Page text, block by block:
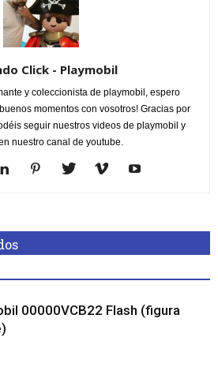
Click - Playmobil
y coleccionista de playmobil, espero
momentos con vosotros! Gracias por
seguir nuestros videos de playmobil y
nuestro canal de youtube.
00000VCB22 Flash (figura